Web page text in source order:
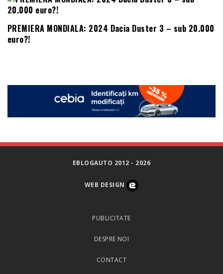
PREMIERA MONDIALA: 2024 Dacia Duster 3 – sub 20.000
euro?!
EBLOGAUTO 2012 - 2026
WEB DESIGN
PUBLICITATE
DESPRE NOI
CONTACT